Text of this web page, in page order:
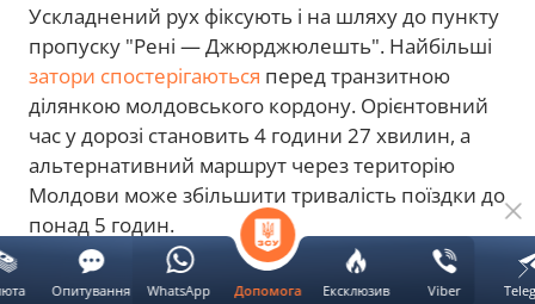
Ускладнений рух фіксують і на шляху до пункту
пропуску "Рені — Джюрджюлешть". Найбільші
затори спостерігаються перед транзитною
ділянкою молдовського кордону. Орієнтовний
час у дорозі становить 4 години 27 хвилин, а
альтернативний маршрут через територію
Молдови може збільшити тривалість поїздки до
понад 5 годин.
Читайте також: Допомога Ексклюзив Viber
Опитування WhatsApp